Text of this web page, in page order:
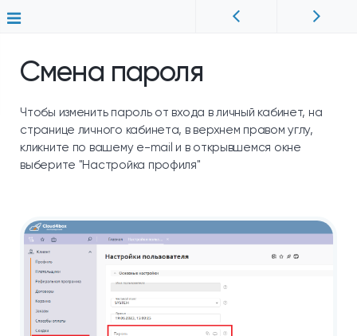
Смена пароля
Чтобы изменить пароль от входа в личный кабинет, на
странице личного кабинета, в верхнем правом углу,
кликните по вашему e-mail и в открывшемся окне
выберите "Настройка профиля"